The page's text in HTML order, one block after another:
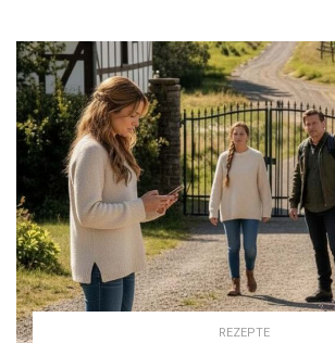
REZEPTE